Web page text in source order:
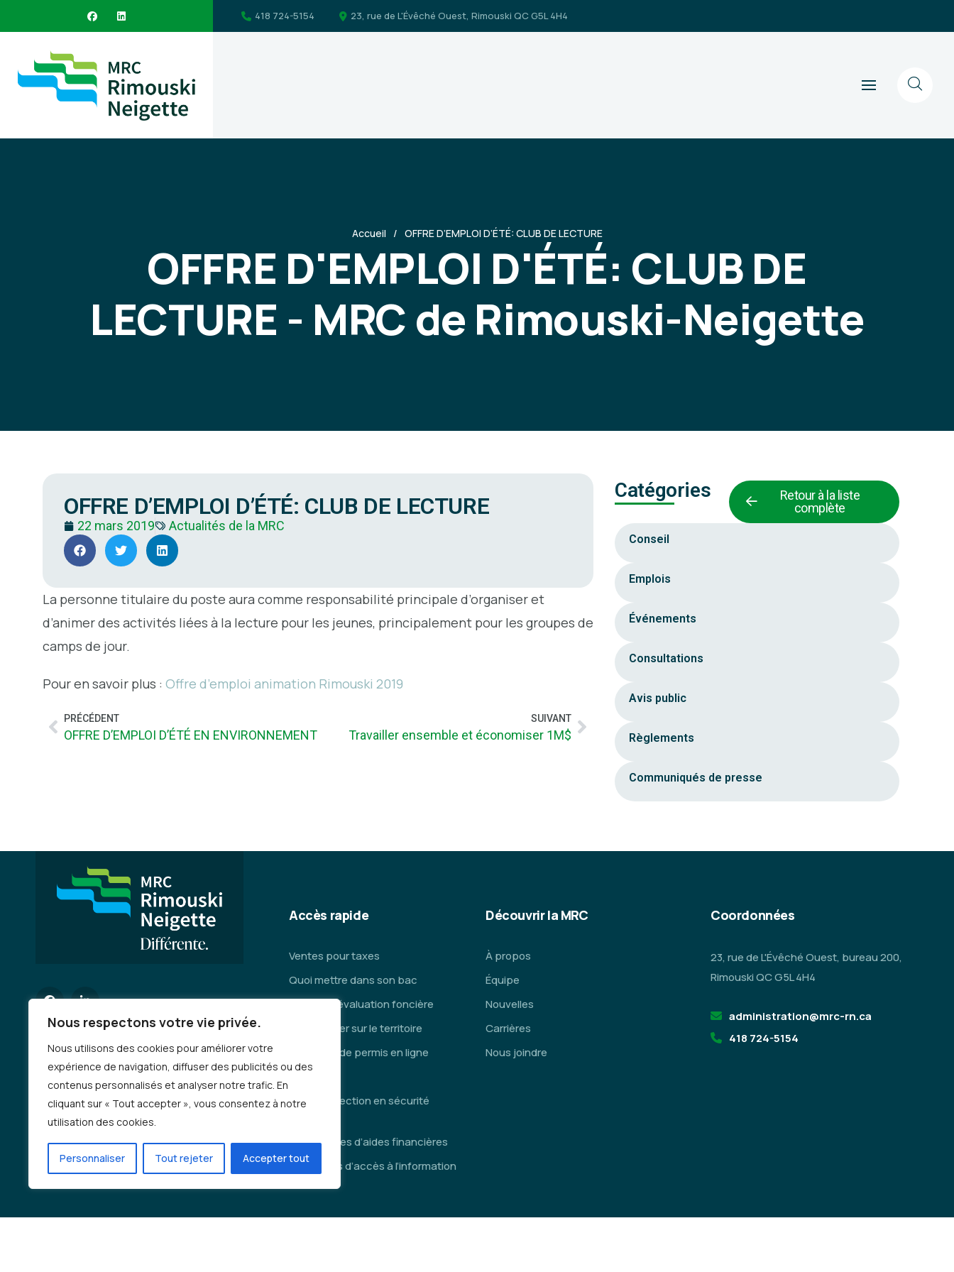
Nous respectons votre vie privée.
Nous utilisons des cookies pour améliorer votre
expérience de navigation, diffuser des publicités ou des
contenus personnalisés et analyser notre trafic. En
cliquant sur « Tout accepter », vous consentez à notre
utilisation des cookies.
Personnaliser Tout rejeter Accepter tout
418 724-5154 23, rue de L'Évêché Ouest, Rimouski QC G5L 4H4
Accueil OFFRE D’EMPLOI D’ÉTÉ: CLUB DE LECTURE
OFFRE D'EMPLOI D'ÉTÉ: CLUB DE
LECTURE - MRC de Rimouski-Neigette
OFFRE D’EMPLOI D’ÉTÉ: CLUB DE LECTURE
22 mars 2019 Actualités de la MRC
La personne titulaire du poste aura comme responsabilité principale d’organiser et
d’animer des activités liées à la lecture pour les jeunes, principalement pour les groupes de
camps de jour.
Pour en savoir plus : Offre d’emploi animation Rimouski 2019
PRÉCÉDENT
OFFRE D’EMPLOI D’ÉTÉ EN ENVIRONNEMENT
SUIVANT
Travailler ensemble et économiser 1M$
Catégories
Retour à la liste
complète
Conseil
Emplois
Événements
Consultations
Avis public
Règlements
Communiqués de presse
Accès rapide
Ventes pour taxes
Quoi mettre dans son bac
Service d’évaluation foncière
Se déplacer sur le territoire
Demande de permis en ligne
Auto-inspection en sécurité
Programmes d’aides financières
Demandes d’accès à l’information
Découvrir la MRC
À propos
Équipe
Nouvelles
Carrières
Nous joindre
Coordonnées
23, rue de L'Évêché Ouest, bureau 200,
Rimouski QC G5L 4H4
administration@mrc-rn.ca
418 724-5154